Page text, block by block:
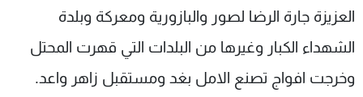
العزيزة جارة الرضا لصور والبازورية ومعركة وبلدة
الشهداء الكبار وغيرها من البلدات التي قهرت المحتل
وخرجت افواج تصنع الامل بغد ومستقبل زاهر واعد.